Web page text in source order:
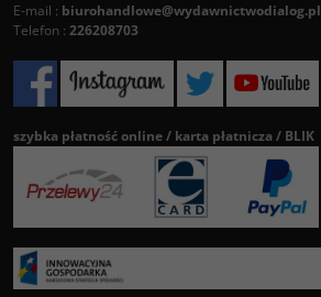
E-mail : biurohandlowe@wydawnictwodialog.pl
Telefon : 226208703
szybka płatność online / karta płatnicza / BLIK